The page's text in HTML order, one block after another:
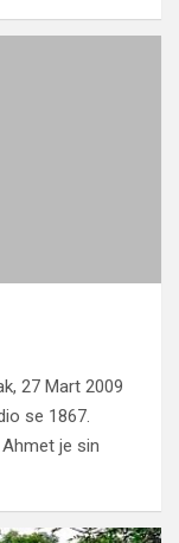
27 Mart 2009
se 1867.
je sin